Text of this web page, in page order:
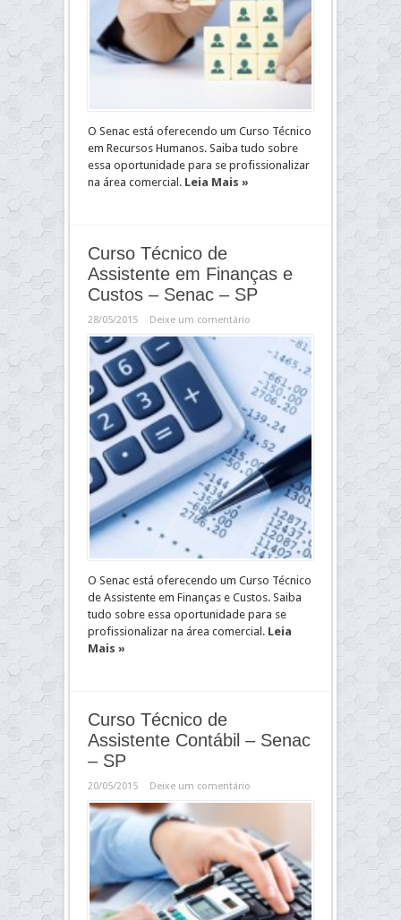
O Senac está oferecendo um Curso Técnico
em Recursos Humanos. Saiba tudo sobre
essa oportunidade para se profissionalizar
na área comercial. Leia Mais »
Curso Técnico de
Assistente em Finanças e
Custos – Senac – SP
28/05/2015 Deixe um comentário
O Senac está oferecendo um Curso Técnico
de Assistente em Finanças e Custos. Saiba
tudo sobre essa oportunidade para se
profissionalizar na área comercial. Leia
Mais »
Curso Técnico de
Assistente Contábil – Senac
– SP
20/05/2015 Deixe um comentário